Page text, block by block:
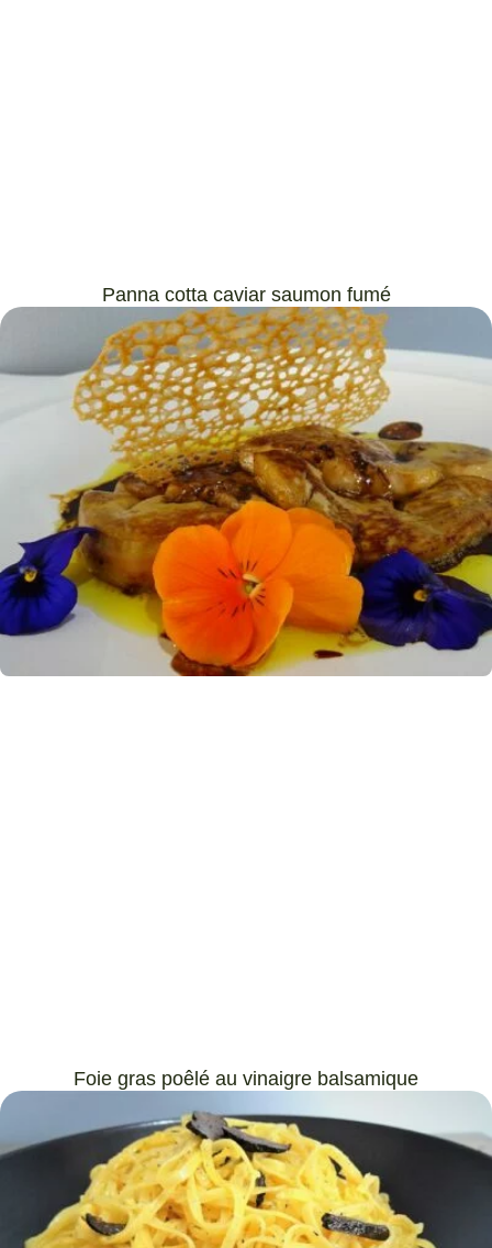
Panna cotta caviar saumon fumé
Foie gras poêlé au vinaigre balsamique